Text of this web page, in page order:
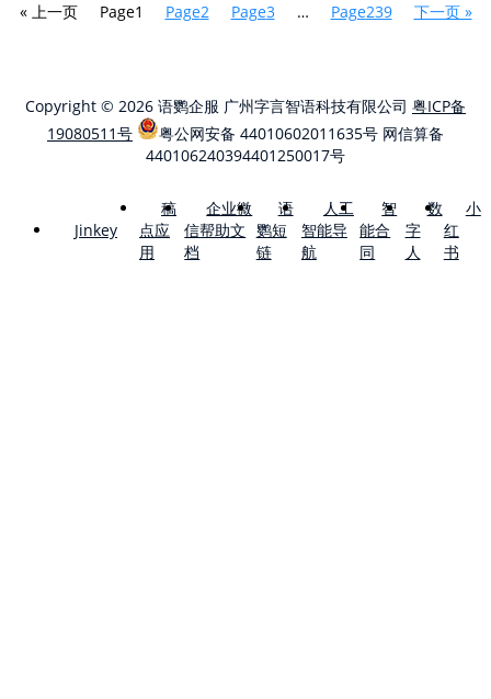
« 上一页 Page1 Page2 Page3 … Page239 下一页 »
Copyright © 2026 语鹦企服 广州字言智语科技有限公司 粤ICP备
19080511号
粤公网安备 44010602011635号 网信算备
440106240394401250017号
Jinkey
稿
点应
用
企业微
信帮助文
档
语
鹦短
链
人工
智能导
航
智
能合
同
数
字
人
小
红
书